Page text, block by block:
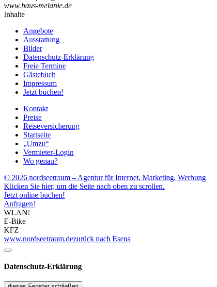
www.haus-melanie.de
Inhalte
Angebote
Ausstattung
Bilder
Datenschutz-Erklärung
Freie Termine
Gästebuch
Impressum
Jetzt buchen!
Kontakt
Preise
Reiseversicherung
Startseite
„Umzu“
Vermieter-Login
Wo genau?
© 2026 nordseetraum – Agentur für Internet, Marketing, Werbung
Klicken Sie hier, um die Seite nach oben zu scrollen.
Jetzt online buchen!
Anfragen!
WLAN!
E-Bike
KFZ
www.nordseetraum.dezurück nach Esens
Datenschutz-Erklärung